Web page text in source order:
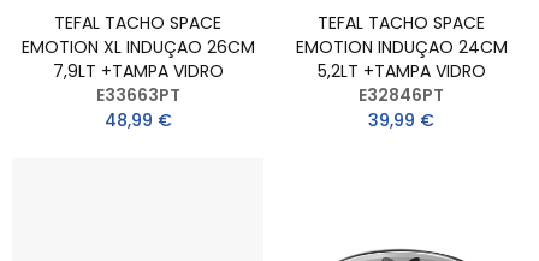
TEFAL TACHO SPACE
EMOTION XL INDUÇAO 26CM
7,9LT +TAMPA VIDRO
E33663PT
48,99 €
TEFAL TACHO SPACE
EMOTION INDUÇAO 24CM
5,2LT +TAMPA VIDRO
E32846PT
39,99 €